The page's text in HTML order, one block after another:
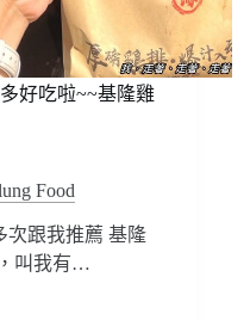
好吃啦~~基隆雞
Food
次跟我推薦 基隆
叫我有…